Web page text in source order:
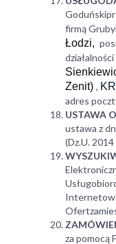
firmą
Łodzi,
Zenit) ,
adres
USTAWA
ustawa z
(Dz.U. 2014
za pomocą